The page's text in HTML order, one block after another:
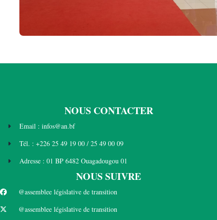
NOUS CONTACTER
Email : infos@an.bf
Tél. : +226 25 49 19 00 / 25 49 00 09
Adresse : 01 BP 6482 Ouagadougou 01
NOUS SUIVRE
@assemblee législative de transition
@assemblee législative de transition